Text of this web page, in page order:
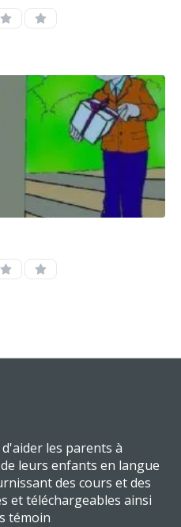
les parents à
leurs enfants en langue
des cours et des
et téléchargeables ainsi
témoin